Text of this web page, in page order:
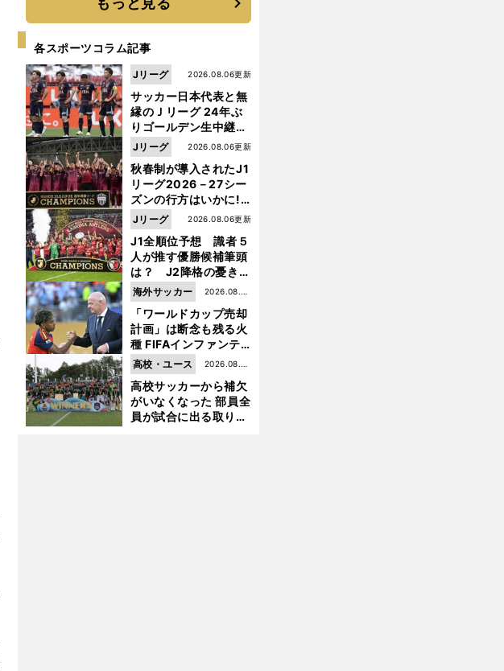
各スポーツコラム記事
サッカー日本代表と無
縁のＪリーグ 24年ぶ
りゴールデン生中継の
開幕戦でヘタな試合は
見せられない
2026.08.06更新
Jリーグ
秋春制が導入されたJ1
リーグ2026－27シー
ズンの行方はいかに!?
５人の識者が全順位
を大胆予想
2026.08.06更新
Jリーグ
J1全順位予想 識者５
人が推す優勝候補筆頭
は？ J2降格の憂き目
に遭いそうな３クラブ
とは？
2026.08.06更新
Jリーグ
「ワールドカップ売却
計画」は断念も残る火
種 FIFAインファンテ
ィーノ会長体制に何が
起きているのか
2026.08.05
更新
海外サッカー
高校サッカーから補欠
がいなくなった 部員全
員が試合に出る取り組
2026.08.05
更新
高校・ユース